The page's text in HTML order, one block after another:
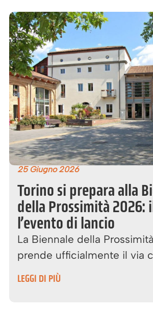
25 Giugno 2026
Torino si prepara alla
della Prossimità 2026:
l’evento di lancio
La Biennale della
prende ufficialmente il via
LEGGI DI PIÙ